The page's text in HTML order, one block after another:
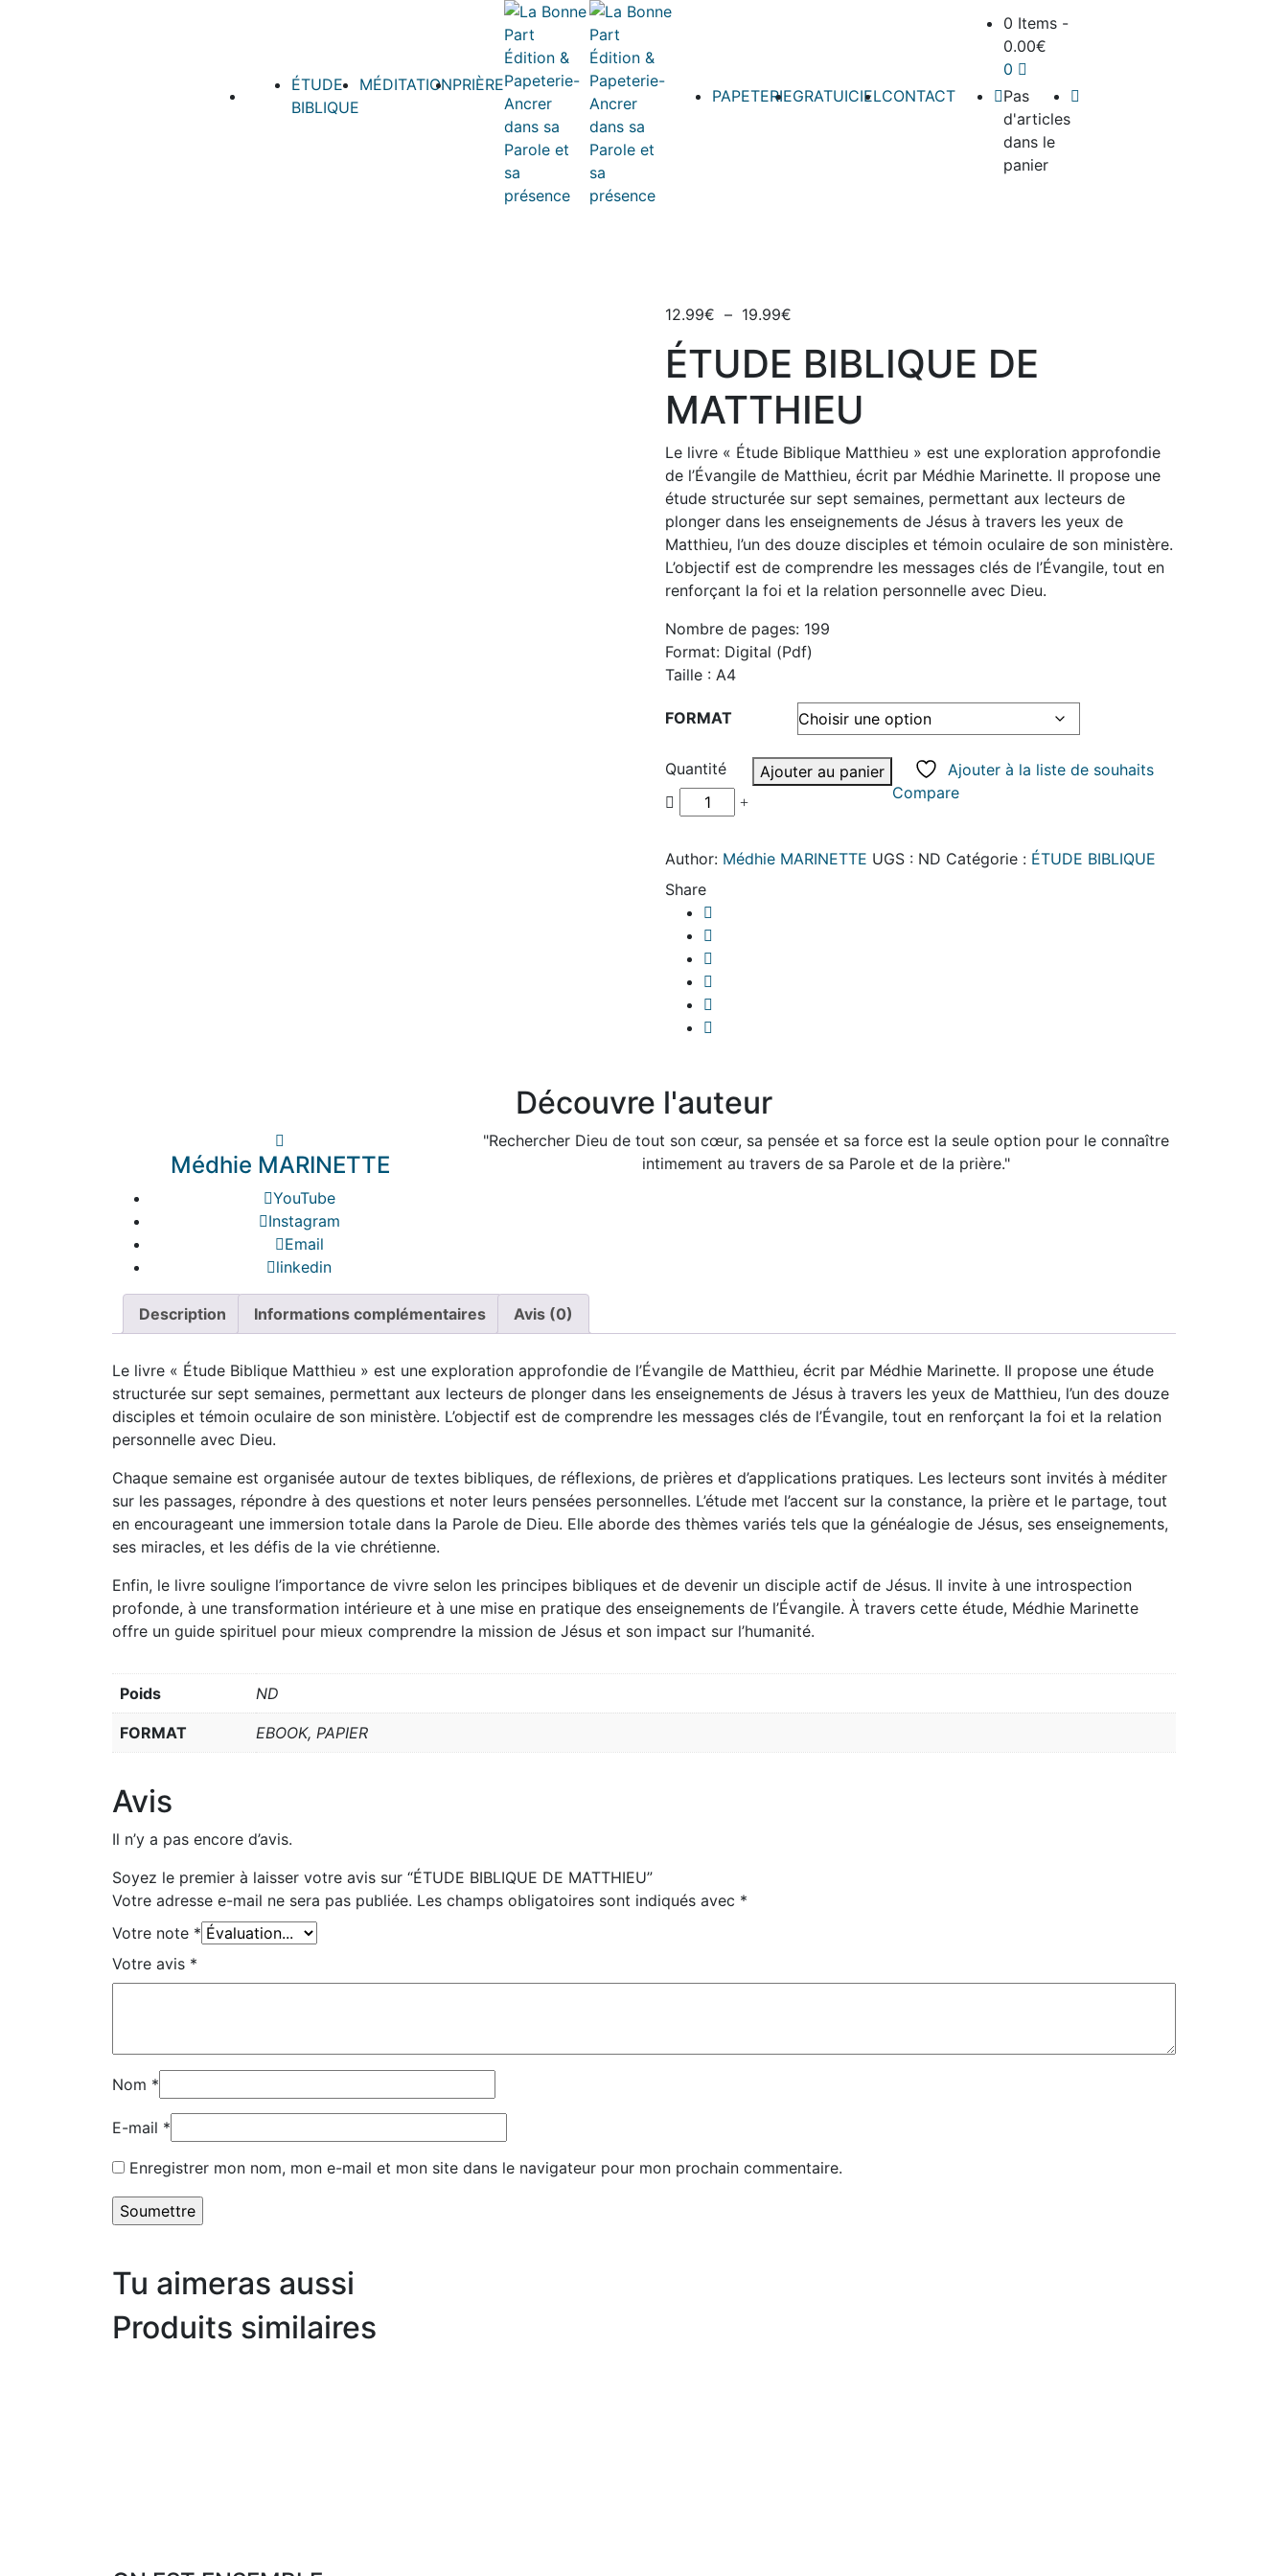
ÉTUDE
BIBLIQUE
MÉDITATIONPRIÈRE
PAPETERIEGRATUICIELCONTACT
0 Items -
0.00€
0
Pas
d'articles
dans le
panier
12.99€ – 19.99€
prix :
12.99€
à
19.99€
ÉTUDE BIBLIQUE DE
MATTHIEU
Le livre « Étude Biblique Matthieu » est une exploration approfondie
de l’Évangile de Matthieu, écrit par Médhie Marinette. Il propose une
étude structurée sur sept semaines, permettant aux lecteurs de
plonger dans les enseignements de Jésus à travers les yeux de
Matthieu, l’un des douze disciples et témoin oculaire de son ministère.
L’objectif est de comprendre les messages clés de l’Évangile, tout en
renforçant la foi et la relation personnelle avec Dieu.
Nombre de pages: 199
Format: Digital (Pdf)
Taille : A4
FORMAT
Quantité Ajouter au panier
Ajouter à la liste de souhaits
Compare
Author: Médhie MARINETTE UGS : ND Catégorie : ÉTUDE BIBLIQUE
Share
Découvre l'auteur
Médhie MARINETTE
YouTube
Instagram
Email
linkedin
"Rechercher Dieu de tout son cœur, sa pensée et sa force est la seule option pour le connaître
intimement au travers de sa Parole et de la prière."
Description Informations complémentaires Avis (0)
Le livre « Étude Biblique Matthieu » est une exploration approfondie de l’Évangile de Matthieu, écrit par Médhie Marinette. Il propose une étude
structurée sur sept semaines, permettant aux lecteurs de plonger dans les enseignements de Jésus à travers les yeux de Matthieu, l’un des douze
disciples et témoin oculaire de son ministère. L’objectif est de comprendre les messages clés de l’Évangile, tout en renforçant la foi et la relation
personnelle avec Dieu.
Chaque semaine est organisée autour de textes bibliques, de réflexions, de prières et d’applications pratiques. Les lecteurs sont invités à méditer
sur les passages, répondre à des questions et noter leurs pensées personnelles. L’étude met l’accent sur la constance, la prière et le partage, tout
en encourageant une immersion totale dans la Parole de Dieu. Elle aborde des thèmes variés tels que la généalogie de Jésus, ses enseignements,
ses miracles, et les défis de la vie chrétienne.
Enfin, le livre souligne l’importance de vivre selon les principes bibliques et de devenir un disciple actif de Jésus. Il invite à une introspection
profonde, à une transformation intérieure et à une mise en pratique des enseignements de l’Évangile. À travers cette étude, Médhie Marinette
offre un guide spirituel pour mieux comprendre la mission de Jésus et son impact sur l’humanité.
Poids ND
FORMAT EBOOK, PAPIER
Avis
Il n’y a pas encore d’avis.
Soyez le premier à laisser votre avis sur “ÉTUDE BIBLIQUE DE MATTHIEU”
Votre adresse e-mail ne sera pas publiée. Les champs obligatoires sont indiqués avec *
Votre note *
Votre avis *
Nom *
E-mail *
Enregistrer mon nom, mon e-mail et mon site dans le navigateur pour mon prochain commentaire.
Tu aimeras aussi
Produits similaires